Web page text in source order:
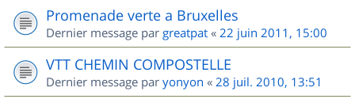
Promenade verte a Bruxelles
Dernier message par greatpat « 22 juin 2011, 15:00
VTT CHEMIN COMPOSTELLE
Dernier message par yonyon « 28 juil. 2010, 13:51